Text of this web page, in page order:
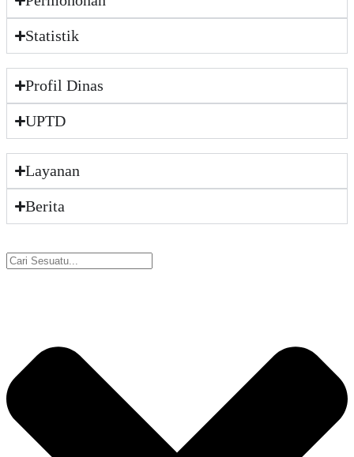
Statistik
Profil Dinas
UPTD
Layanan
Berita